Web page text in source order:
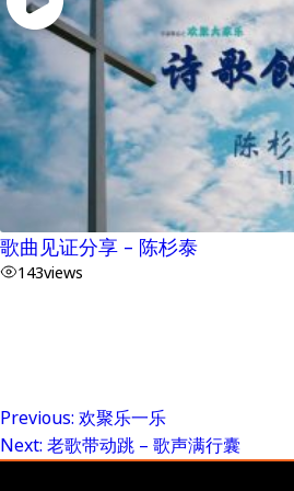
歌曲见证分享 – 陈杉泰
143views
Post
Previous: 欢聚乐一乐
Next: 老歌带动跳 – 歌声满行囊